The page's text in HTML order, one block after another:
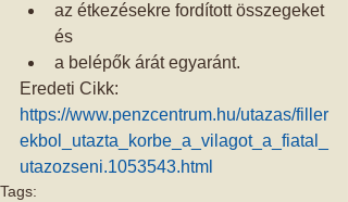
az étkezésekre fordított összegeket
és
a belépők árát egyaránt.
Eredeti Cikk:
https://www.penzcentrum.hu/utazas/filler
ekbol_utazta_korbe_a_vilagot_a_fiatal_
utazozseni.1053543.html
Tags: